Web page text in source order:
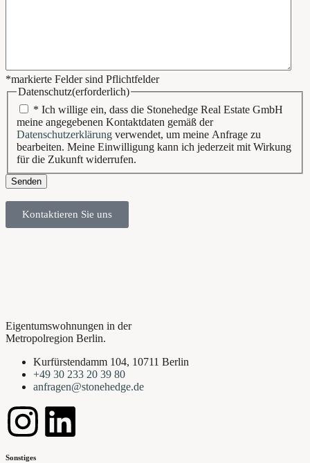
*markierte Felder sind Pflichtfelder
Datenschutz(erforderlich)
* Ich willige ein, dass die Stonehedge Real Estate GmbH
meine angegebenen Kontaktdaten gemäß der
Datenschutzerklärung verwendet, um meine Anfrage zu
bearbeiten. Meine Einwilligung kann ich jederzeit mit Wirkung
für die Zukunft widerrufen.
Senden
Kontaktieren Sie uns
Eigentumswohnungen in der
Metropolregion Berlin.
Kurfürstendamm 104, 10711 Berlin
+49 30 233 20 39 80
anfragen@stonehedge.de
Sonstiges